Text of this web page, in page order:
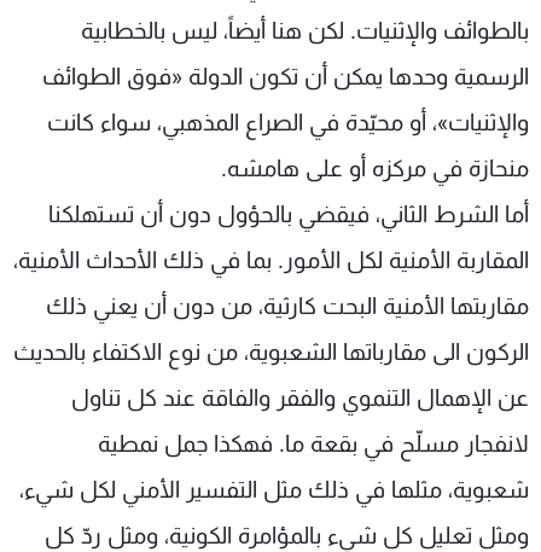
بالطوائف والإثنيات. لكن هنا أيضاً، ليس بالخطابية
الرسمية وحدها يمكن أن تكون الدولة «فوق الطوائف
والإثنيات»، أو محيّدة في الصراع المذهبي، سواء كانت
منحازة في مركزه أو على هامشه.
أما الشرط الثاني، فيقضي بالحؤول دون أن تستهلكنا
المقاربة الأمنية لكل الأمور. بما في ذلك الأحداث الأمنية،
مقاربتها الأمنية البحت كارثية، من دون أن يعني ذلك
الركون الى مقارباتها الشعبوية، من نوع الاكتفاء بالحديث
عن الإهمال التنموي والفقر والفاقة عند كل تناول
لانفجار مسلّح في بقعة ما. فهكذا جمل نمطية
شعبوية، مثلها في ذلك مثل التفسير الأمني لكل شيء،
ومثل تعليل كل شيء بالمؤامرة الكونية، ومثل ردّ كل